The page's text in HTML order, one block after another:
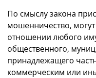
По смыслу закона
мошенничество,
отношении любого
общественного,
принадлежащего
коммерческим или